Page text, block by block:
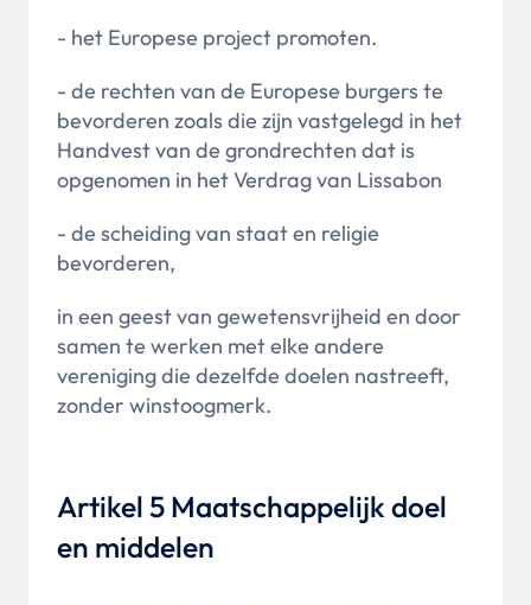
- het Europese project promoten.
- de rechten van de Europese burgers te
bevorderen zoals die zijn vastgelegd in het
Handvest van de grondrechten dat is
opgenomen in het Verdrag van Lissabon
- de scheiding van staat en religie
bevorderen,
in een geest van gewetensvrijheid en door
samen te werken met elke andere
vereniging die dezelfde doelen nastreeft,
zonder winstoogmerk.
Artikel 5 Maatschappelijk doel
en middelen